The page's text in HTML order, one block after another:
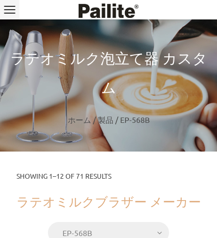
ラテオミルク泡立て器 カスタ
ム
ホーム /製品 / EP-568B
SHOWING 1–12 OF 71 RESULTS
ラテオミルクブラザー メーカー
EP-568B